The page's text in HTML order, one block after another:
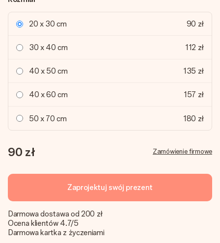
20 x 30 cm 90 zł
30 x 40 cm 112 zł
40 x 50 cm 135 zł
40 x 60 cm 157 zł
50 x 70 cm 180 zł
90 zł Zamówienie firmowe
Zaprojektuj swój prezent
Darmowa dostawa od 200 zł
Ocena klientów 4.7/5
Darmowa kartka z życzeniami